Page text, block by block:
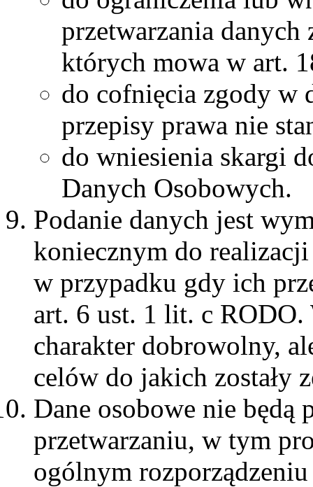
przetwarzania danych
których mowa w art.
do cofnięcia zgody w
przepisy prawa nie
do wniesienia skargi
Danych Osobowych.
Podanie danych jest
koniecznym do
w przypadku gdy ich
art. 6 ust. 1 lit. c RODO.
charakter dobrowolny,
celów do jakich zostały
Dane osobowe nie będą
przetwarzaniu, w tym
ogólnym